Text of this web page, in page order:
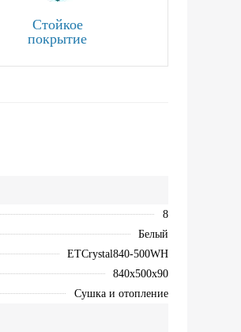
Стойкое
покрытие
8
Белый
ETCrystal840-500WH
840х500х90
Сушка и отопление